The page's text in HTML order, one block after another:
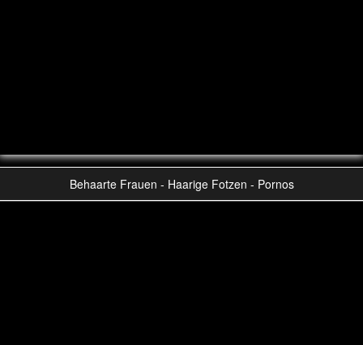
Behaarte Frauen - Haarige Fotzen - Pornos